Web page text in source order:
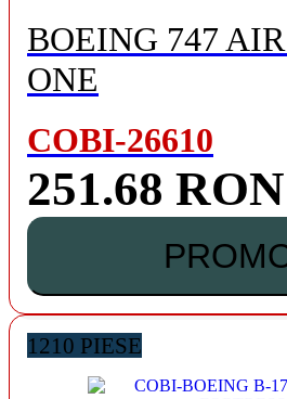
BOEING 747
ONE
COBI-26610
251.68 RON
1210 PIESE